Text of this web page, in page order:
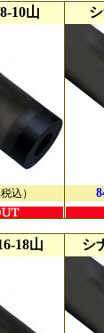
10山
税込）
18山 シ